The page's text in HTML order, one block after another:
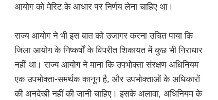
आयोग को मेरिट के आधार पर निर्णय लेना चाहिए था।
राज्य आयोग ने भी इस बात को उजागर करना उचित पाया कि
जिला आयोग के निष्कर्षों के विपरीत शिकायत में कुछ भी निराधार
नहीं था। राज्य आयोग ने माना कि उपभोक्ता संरक्षण अधिनियम
एक उपभोक्ता-समर्थक कानून है, और उपभोक्ताओं के अधिकारों
की अनदेखी नहीं की जानी चाहिए। इसके अलावा, अधिनियम के